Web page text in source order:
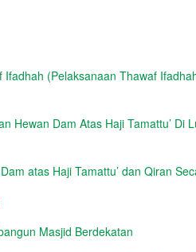
Ifadhah (Pelaksanaan Thawaf
Hewan Dam Atas Haji Tamattu’ Di
atas Haji Tamattu’ dan Qiran
Masjid Berdekatan